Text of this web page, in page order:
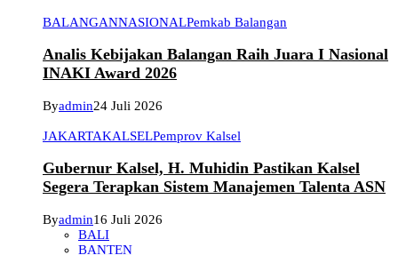
BALANGANNASIONALPemkab Balangan
Analis Kebijakan Balangan Raih Juara I Nasional
INAKI Award 2026
Byadmin24 Juli 2026
JAKARTAKALSELPemprov Kalsel
Gubernur Kalsel, H. Muhidin Pastikan Kalsel
Segera Terapkan Sistem Manajemen Talenta ASN
Byadmin16 Juli 2026
BALI
BANTEN